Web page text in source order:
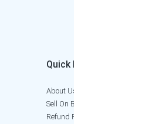
Quick Links
About Us
Sell On Bangkok2Hand
Refund Policy